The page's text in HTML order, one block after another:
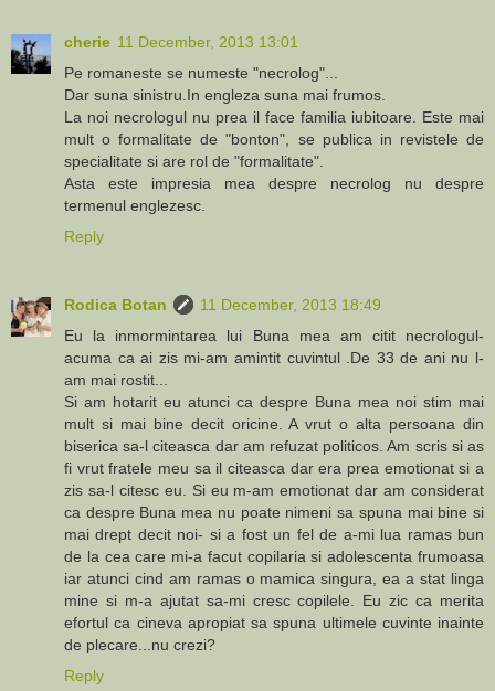
cherie 11 December, 2013 13:01
Pe romaneste se numeste "necrolog"...
Dar suna sinistru.In engleza suna mai frumos.
La noi necrologul nu prea il face familia iubitoare. Este mai
mult o formalitate de "bonton", se publica in revistele de
specialitate si are rol de "formalitate".
Asta este impresia mea despre necrolog nu despre
termenul englezesc.
Reply
Rodica Botan
11 December, 2013 18:49
Eu la inmormintarea lui Buna mea am citit necrologul-
acuma ca ai zis mi-am amintit cuvintul .De 33 de ani nu l-
am mai rostit...
Si am hotarit eu atunci ca despre Buna mea noi stim mai
mult si mai bine decit oricine. A vrut o alta persoana din
biserica sa-l citeasca dar am refuzat politicos. Am scris si as
fi vrut fratele meu sa il citeasca dar era prea emotionat si a
zis sa-l citesc eu. Si eu m-am emotionat dar am considerat
ca despre Buna mea nu poate nimeni sa spuna mai bine si
mai drept decit noi- si a fost un fel de a-mi lua ramas bun
de la cea care mi-a facut copilaria si adolescenta frumoasa
iar atunci cind am ramas o mamica singura, ea a stat linga
mine si m-a ajutat sa-mi cresc copilele. Eu zic ca merita
efortul ca cineva apropiat sa spuna ultimele cuvinte inainte
de plecare...nu crezi?
Reply